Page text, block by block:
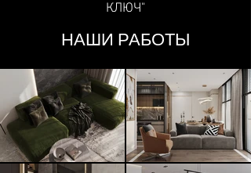
КЛЮЧ"
НАШИ РАБОТЫ